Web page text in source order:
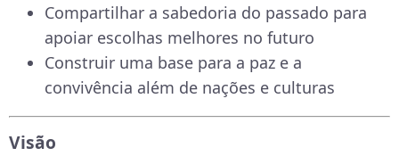
Compartilhar a sabedoria do passado para
apoiar escolhas melhores no futuro
Construir uma base para a paz e a
convivência além de nações e culturas
Visão